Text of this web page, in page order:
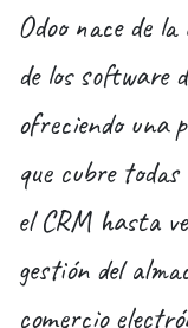
Odoo nace de
de los software
ofreciendo una
que cubre
el CRM hasta
gestión del
comercio